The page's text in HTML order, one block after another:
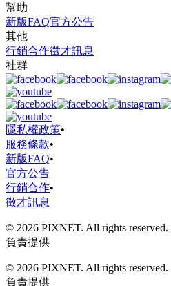
幫助
新版FAQ官方公告
其他
行銷合作徵才訊息
社群
隱私權政策•
服務條款•
新版FAQ•
官方公告
行銷合作•
徵才訊息
© 2026 PIXNET. All rights
負責提供
© 2026 PIXNET. All rights
負責提供